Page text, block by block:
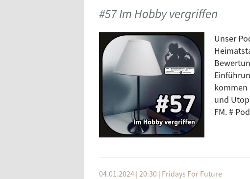
#57 Im Hobby vergriffen
Unser
kommen
und
FM. #
04.01.2024 | 20:30 | Fridays For Future